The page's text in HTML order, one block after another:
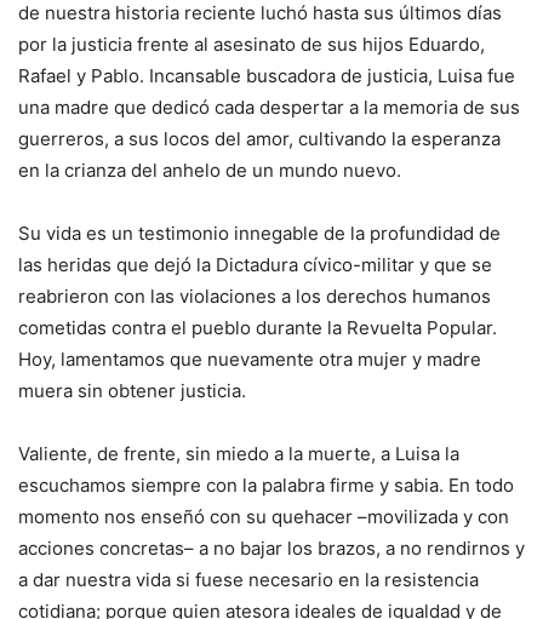
de nuestra historia reciente luchó hasta sus últimos días
por la justicia frente al asesinato de sus hijos Eduardo,
Rafael y Pablo. Incansable buscadora de justicia, Luisa fue
una madre que dedicó cada despertar a la memoria de sus
guerreros, a sus locos del amor, cultivando la esperanza
en la crianza del anhelo de un mundo nuevo.
Su vida es un testimonio innegable de la profundidad de
las heridas que dejó la Dictadura cívico-militar y que se
reabrieron con las violaciones a los derechos humanos
cometidas contra el pueblo durante la Revuelta Popular.
Hoy, lamentamos que nuevamente otra mujer y madre
muera sin obtener justicia.
Valiente, de frente, sin miedo a la muerte, a Luisa la
escuchamos siempre con la palabra firme y sabia. En todo
momento nos enseñó con su quehacer –movilizada y con
acciones concretas– a no bajar los brazos, a no rendirnos y
a dar nuestra vida si fuese necesario en la resistencia
cotidiana; porque quien atesora ideales de igualdad y de